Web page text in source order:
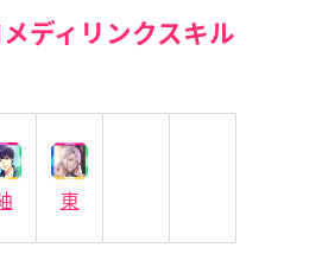
ディリンクスキル
東